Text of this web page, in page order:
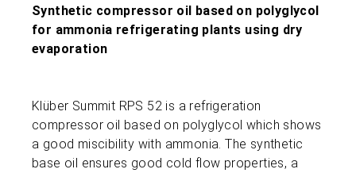
Synthetic compressor oil based on polyglycol
for ammonia refrigerating plants using dry
evaporation
Klüber Summit RPS 52 is a refrigeration
compressor oil based on polyglycol which shows
a good miscibility with ammonia. The synthetic
base oil ensures good cold flow properties, a